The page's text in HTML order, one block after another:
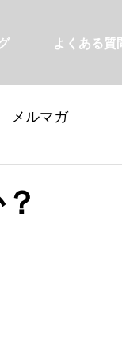
よくある質
メルマガ